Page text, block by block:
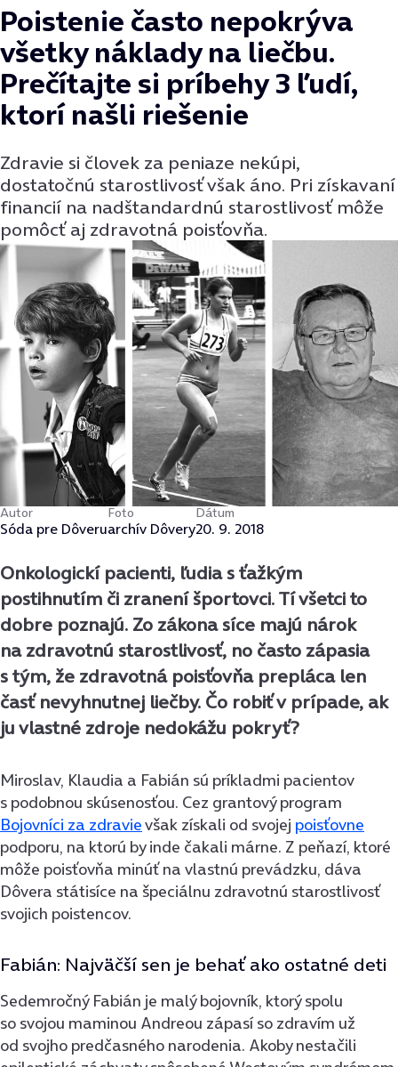
Poistenie často nepokrýva
všetky náklady na liečbu.
Prečítajte si príbehy 3 ľudí,
ktorí našli riešenie
Zdravie si človek za peniaze nekúpi,
dostatočnú starostlivosť však áno. Pri získavaní
financií na nadštandardnú starostlivosť môže
pomôcť aj zdravotná poisťovňa.
Autor
Sóda pre Dôveru
Foto
archív Dôvery
Dátum
20. 9. 2018
Onkologickí pacienti, ľudia s ťažkým
postihnutím či zranení športovci. Tí všetci to
dobre poznajú. Zo zákona síce majú nárok
na zdravotnú starostlivosť, no často zápasia
s tým, že zdravotná poisťovňa prepláca len
časť nevyhnutnej liečby. Čo robiť v prípade, ak
ju vlastné zdroje nedokážu pokryť?
Miroslav, Klaudia a Fabián sú príkladmi pacientov
s podobnou skúsenosťou. Cez grantový program
Bojovníci za zdravievšak získali od svojej poisťovne
podporu, na ktorú by inde čakali márne. Z peňazí, ktoré
môže poisťovňa minúť na vlastnú prevádzku, dáva
Dôvera státisíce na špeciálnu zdravotnú starostlivosť
svojich poistencov.
Fabián: Najväčší sen je behať ako ostatné deti
Sedemročný Fabián je malý bojovník, ktorý spolu
so svojou maminou Andreou zápasí so zdravím už
od svojho predčasného narodenia. Akoby nestačili